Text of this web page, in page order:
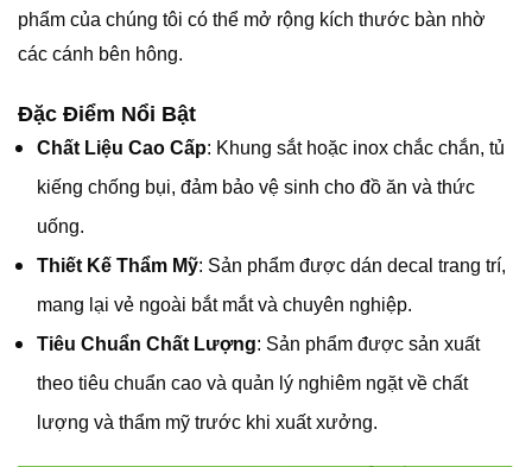
phẩm của chúng tôi có thể mở rộng kích thước bàn nhờ
các cánh bên hông.
Đặc Điểm Nổi Bật
Chất Liệu Cao Cấp: Khung sắt hoặc inox chắc chắn, tủ
kiếng chống bụi, đảm bảo vệ sinh cho đồ ăn và thức
uống.
Thiết Kế Thẩm Mỹ: Sản phẩm được dán decal trang trí,
mang lại vẻ ngoài bắt mắt và chuyên nghiệp.
Tiêu Chuẩn Chất Lượng: Sản phẩm được sản xuất
theo tiêu chuẩn cao và quản lý nghiêm ngặt về chất
lượng và thẩm mỹ trước khi xuất xưởng.